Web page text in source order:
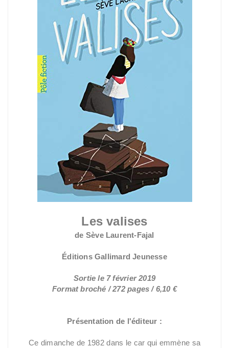
Les valises
de Sève Laurent-Fajal
Éditions Gallimard Jeunesse
Sortie le 7 février 2019
Format broché / 272 pages / 6,10 €
Présentation de l'éditeur :
Ce dimanche de 1982 dans le car qui emmène sa